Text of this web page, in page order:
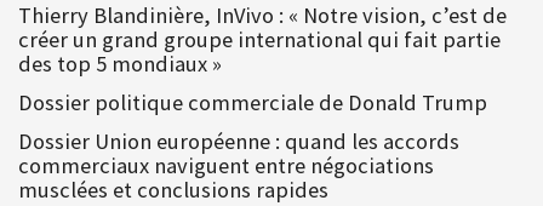
Thierry Blandinière, InVivo : « Notre vision, c’est de
créer un grand groupe international qui fait partie
des top 5 mondiaux »
Dossier politique commerciale de Donald Trump
Dossier Union européenne : quand les accords
commerciaux naviguent entre négociations
musclées et conclusions rapides